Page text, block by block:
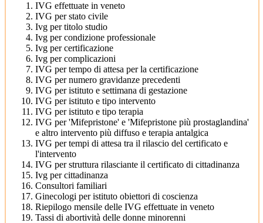
IVG effettuate in veneto
IVG per stato civile
Ivg per titolo studio
Ivg per condizione professionale
Ivg per certificazione
Ivg per complicazioni
IVG per tempo di attesa per la certificazione
IVG per numero gravidanze precedenti
IVG per istituto e settimana di gestazione
IVG per istituto e tipo intervento
IVG per istituto e tipo terapia
IVG per 'Mifepristone' e 'Mifepristone più prostaglandina'
e altro intervento più diffuso e terapia antalgica
IVG per tempi di attesa tra il rilascio del certificato e
l'intervento
IVG per struttura rilasciante il certificato di cittadinanza
Ivg per cittadinanza
Consultori familiari
Ginecologi per istituto obiettori di coscienza
Riepilogo mensile delle IVG effettuate in veneto
Tassi di abortività delle donne minorenni